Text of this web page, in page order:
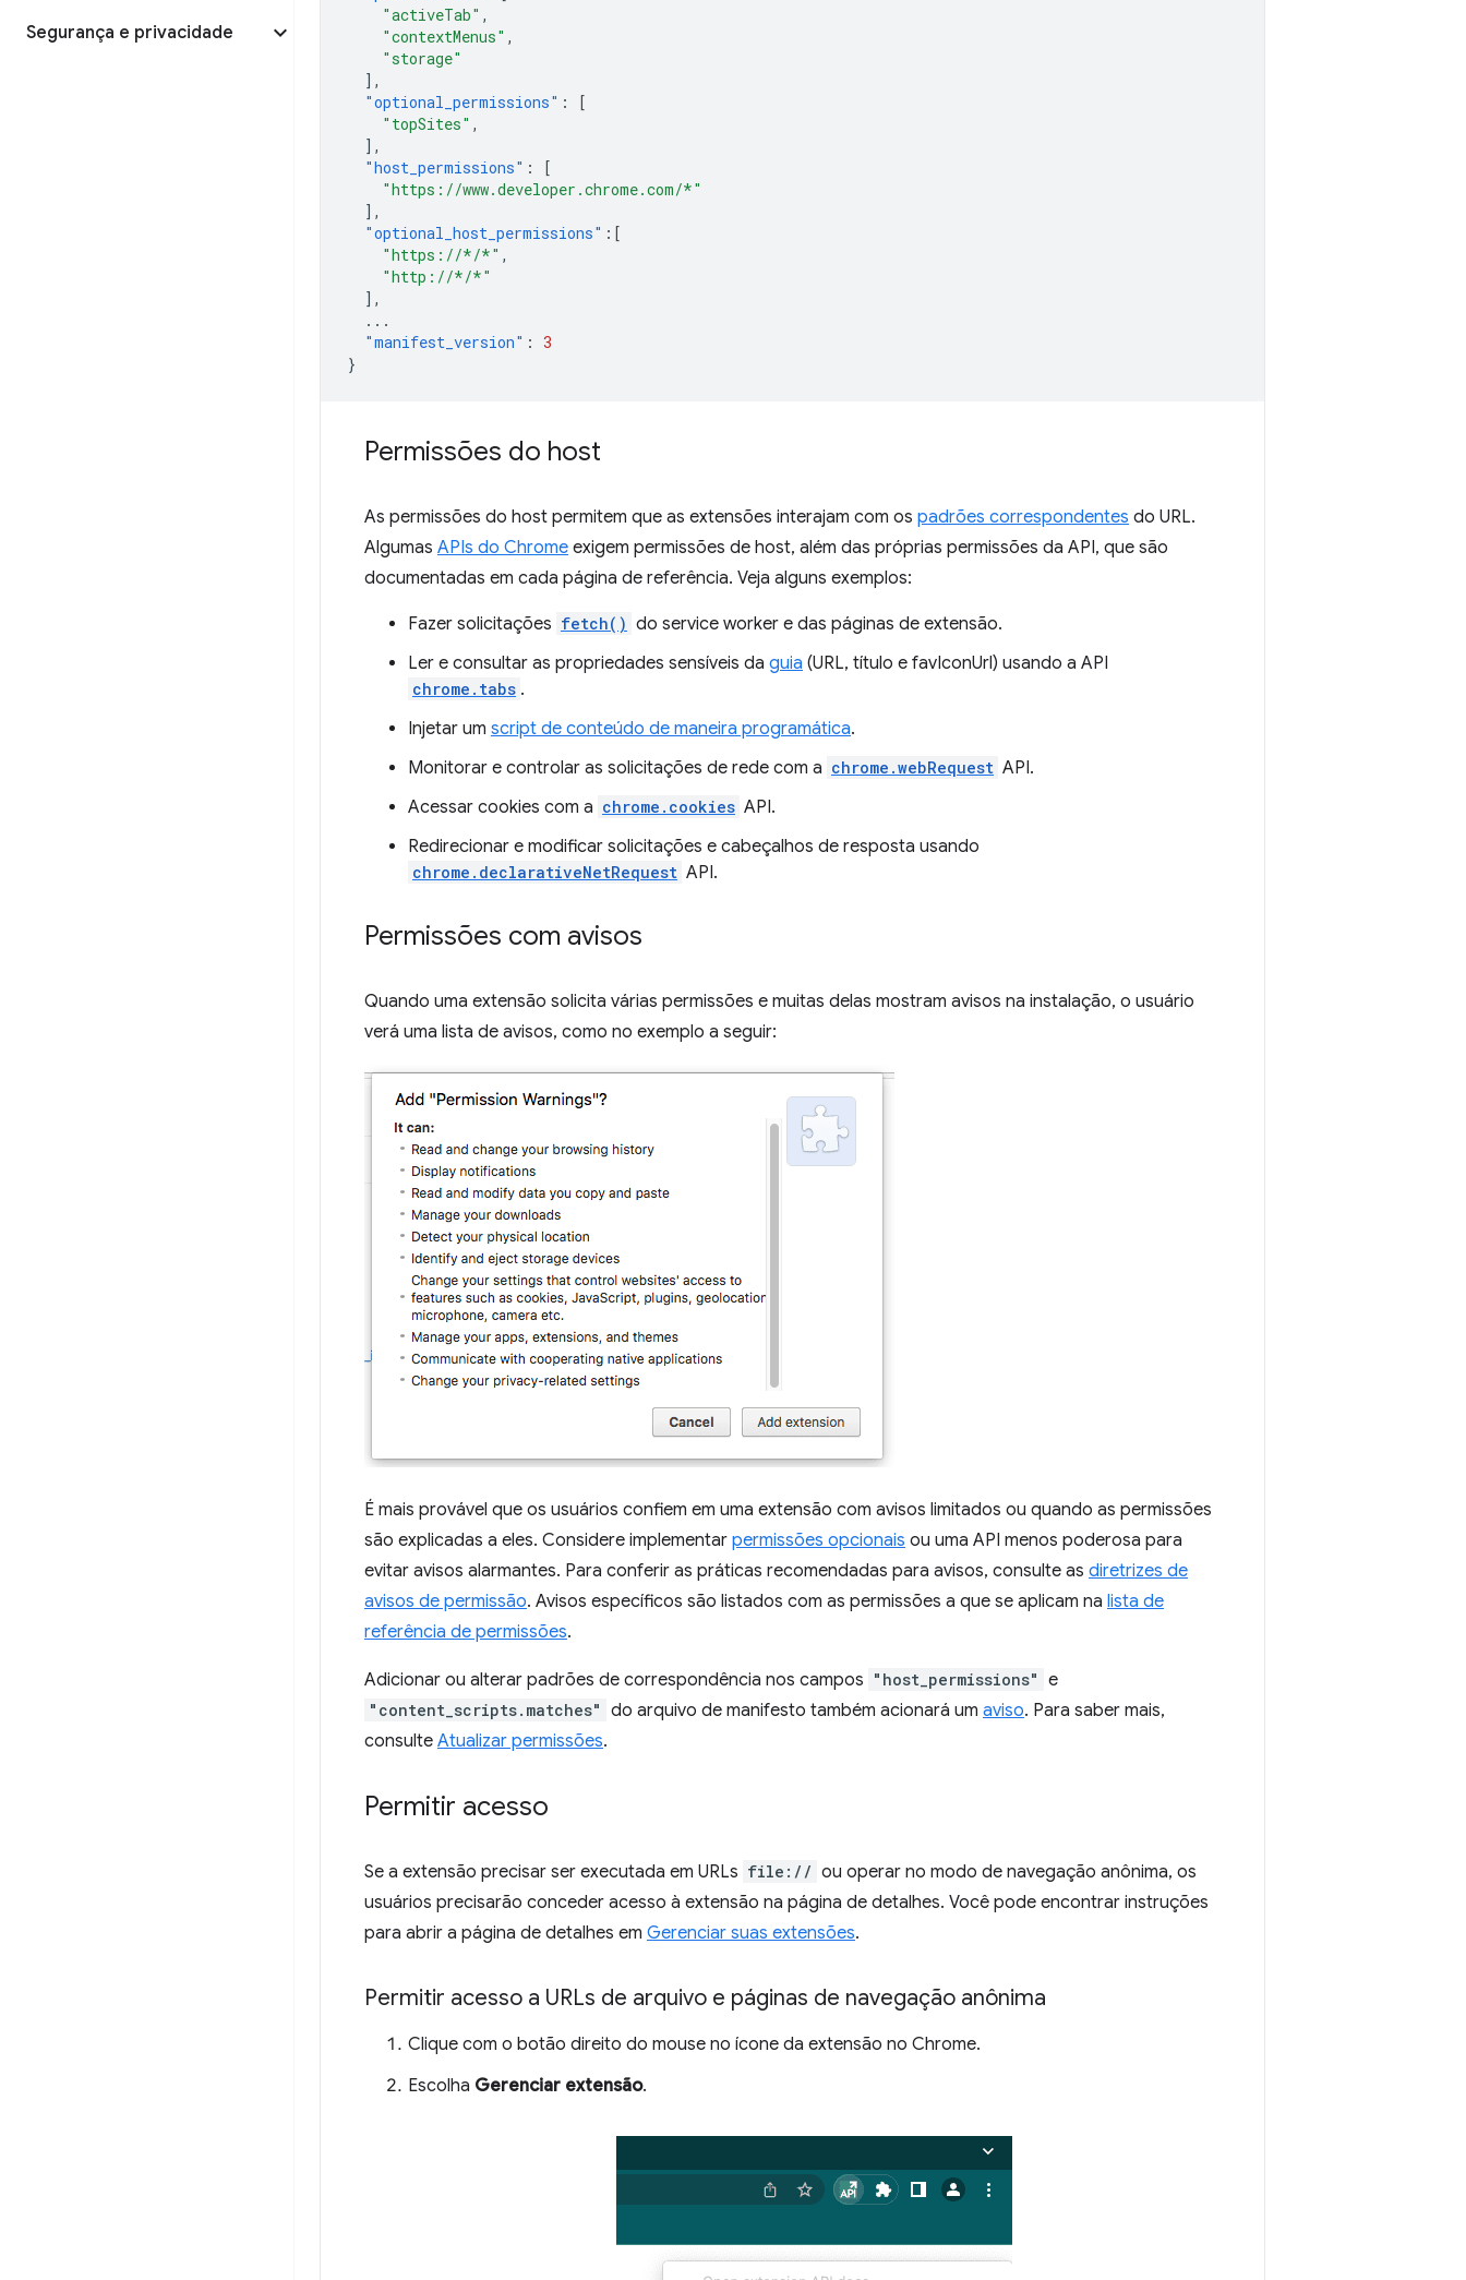
Segurança e privacidade
"activeTab" ,
"contextMenus" ,
"storage"
],
"optional_permissions" :
[
"topSites" ,
],
"host_permissions" :
[
"https://www.developer.chrome.com/*"
],
"optional_host_permissions" :[
"https://*/*" ,
"http://*/*"
],
...
"manifest_version" : 3
}
Permissões do host
As permissões do host permitem que as extensões interajam com os padrões correspondentes do URL.
Algumas APIs do Chrome exigem permissões de host, além das próprias permissões da API, que são
documentadas em cada página de referência. Veja alguns exemplos:
Fazer solicitações fetch() do service worker e das páginas de extensão.
Ler e consultar as propriedades sensíveis da guia (URL, título e favIconUrl) usando a API
chrome.tabs .
Injetar um script de conteúdo de maneira programática.
Monitorar e controlar as solicitações de rede com a chrome.webRequest API.
Acessar cookies com a chrome.cookies API.
Redirecionar e modificar solicitações e cabeçalhos de resposta usando
chrome.declarativeNetRequest API.
Permissões com avisos
Quando uma extensão solicita várias permissões e muitas delas mostram avisos na instalação, o usuário
verá uma lista de avisos, como no exemplo a seguir:
É mais provável que os usuários confiem em uma extensão com avisos limitados ou quando as permissões
são explicadas a eles. Considere implementar permissões opcionais ou uma API menos poderosa para
evitar avisos alarmantes. Para conferir as práticas recomendadas para avisos, consulte as diretrizes de
avisos de permissão. Avisos específicos são listados com as permissões a que se aplicam na lista de
referência de permissões.
Adicionar ou alterar padrões de correspondência nos campos "host_permissions" e
"content_scripts.matches" do arquivo de manifesto também acionará um aviso. Para saber mais,
consulte Atualizar permissões.
Permitir acesso
Se a extensão precisar ser executada em URLs file:// ou operar no modo de navegação anônima, os
usuários precisarão conceder acesso à extensão na página de detalhes. Você pode encontrar instruções
para abrir a página de detalhes em Gerenciar suas extensões.
Permitir acesso a URLs de arquivo e páginas de navegação anônima
Clique com o botão direito do mouse no ícone da extensão no Chrome.
Escolha Gerenciar extensão.